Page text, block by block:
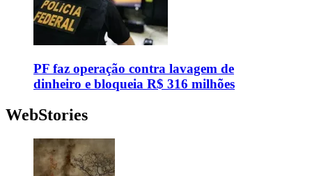
PF faz operação contra lavagem de
dinheiro e bloqueia R$ 316 milhões
WebStories